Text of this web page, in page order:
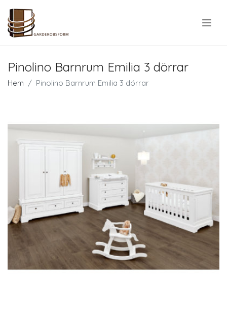
Pinolino Barnrum Emilia 3 dörrar
Hem Pinolino Barnrum Emilia 3 dörrar